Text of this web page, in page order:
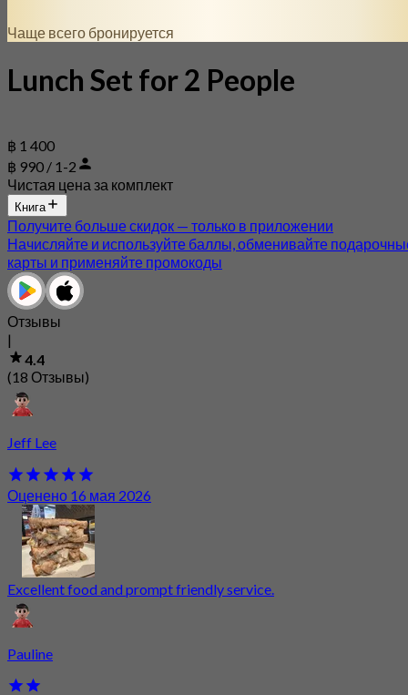
Чаще всего бронируется
Lunch Set for 2 People
฿ 1 400
฿ 990 / 1-2
Чистая цена за комплект
Книга
Получите больше скидок — только в приложении
Начисляйте и используйте баллы, обменивайте
карты и применяйте промокоды
Отзывы
|
4.4
(18 Отзывы)
Jeff Lee
Оценено 16 мая 2026
Excellent food and prompt friendly service.
Pauline